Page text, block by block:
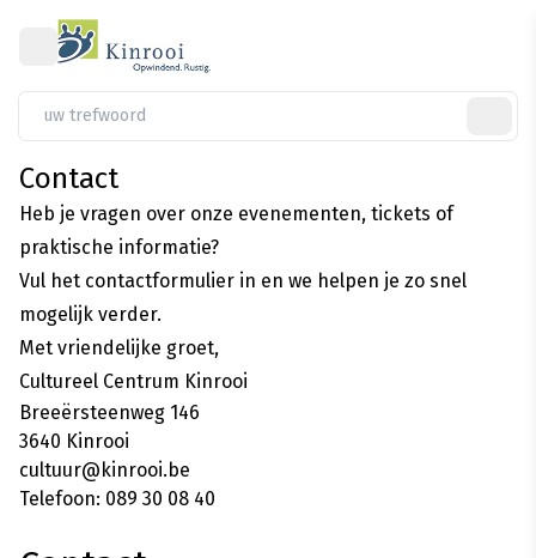
Menu
Contact
Heb je vragen over onze evenementen, tickets of
praktische informatie?
Vul het contactformulier in en we helpen je zo snel
mogelijk verder.
Met vriendelijke groet,
Cultureel Centrum Kinrooi
Breeërsteenweg 146
3640 Kinrooi
cultuur@kinrooi.be
Telefoon: 089 30 08 40